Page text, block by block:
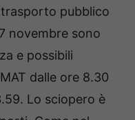
pubblico
novembre sono
e possibili
dalle ore 8.30
Lo sciopero è